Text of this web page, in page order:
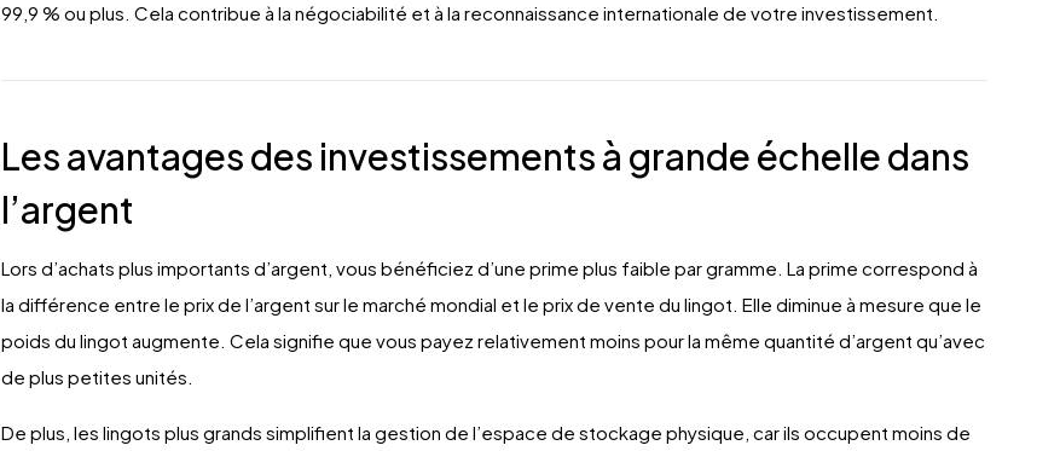
99,9 % ou plus. Cela contribue à la négociabilité et à la reconnaissance internationale de votre investissement.
Les avantages des investissements à grande échelle dans
l’argent
Lors d’achats plus importants d’argent, vous bénéficiez d’une prime plus faible par gramme. La prime correspond à
la différence entre le prix de l’argent sur le marché mondial et le prix de vente du lingot. Elle diminue à mesure que le
poids du lingot augmente. Cela signifie que vous payez relativement moins pour la même quantité d’argent qu’avec
de plus petites unités.
De plus, les lingots plus grands simplifient la gestion de l’espace de stockage physique, car ils occupent moins de